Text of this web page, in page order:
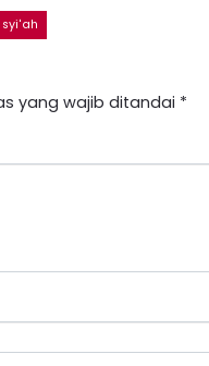
yang wajib ditandai *